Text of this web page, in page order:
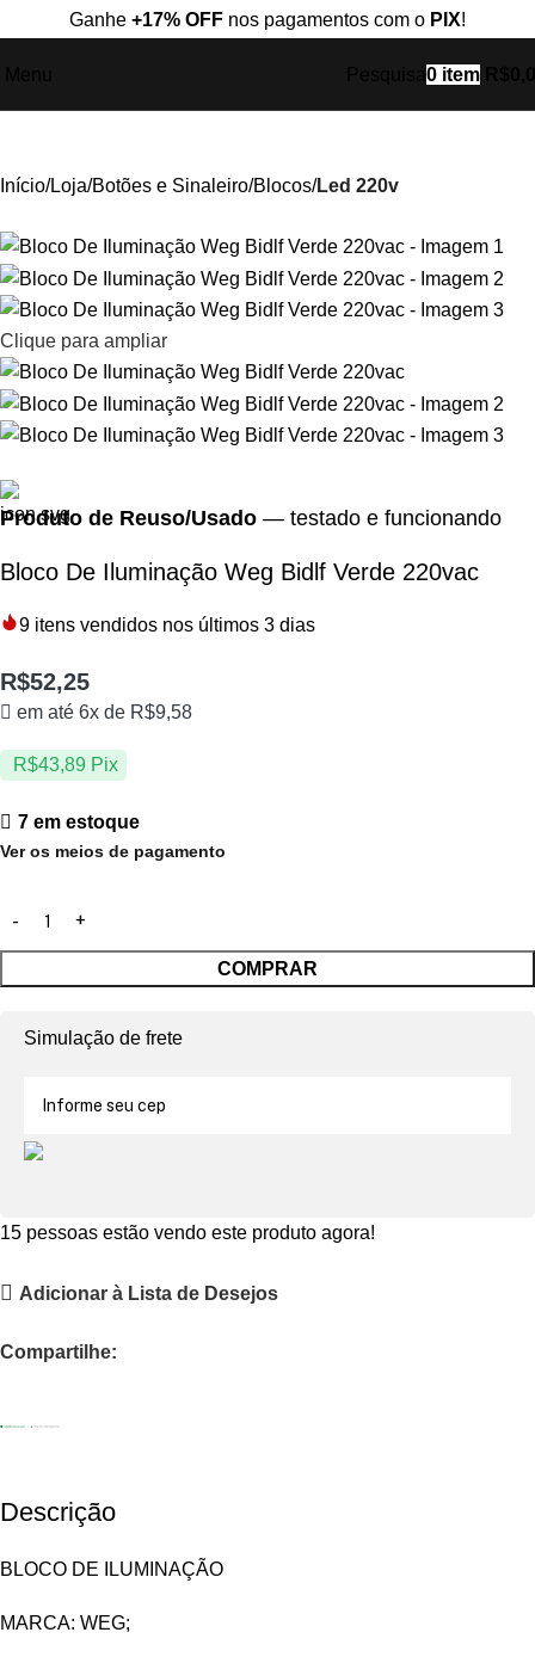
Ganhe +17% OFF nos pagamentos com o PIX!
0 item
Início Loja Botões e Sinaleiro Blocos Led 220v
Clique para ampliar
Produto de Reuso/Usado — testado e funcionando
Bloco De Iluminação Weg Bidlf Verde 220vac
9 itens vendidos nos últimos 3 dias
R$52,25
em até 6x de R$9,58
R$43,89 Pix
7 em estoque
Ver os meios de pagamento
COMPRAR
Simulação de frete
15 pessoas estão vendo este produto agora!
Adicionar à Lista de Desejos
Compartilhe:
Descrição
BLOCO DE ILUMINAÇÃO
MARCA: WEG;